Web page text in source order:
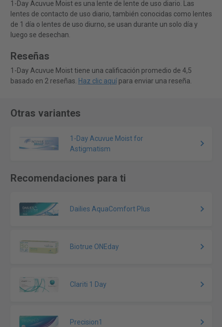
1-Day Acuvue Moist es una lente de lente de uso diario. Las
lentes de contacto de uso diario, también conocidas como lentes
de 1 día o lentes de uso diurno, se usan durante un solo día y
luego se desechan.
Reseñas
1-Day Acuvue Moist tiene una calificación promedio de 4,5
basado en 2 reseñas. Haz clic aquípara enviar una reseña.
Otras variantes
1-Day Acuvue Moist for
Astigmatism
Recomendaciones para ti
Dailies AquaComfort Plus
Biotrue ONEday
Clariti 1 Day
Precision1